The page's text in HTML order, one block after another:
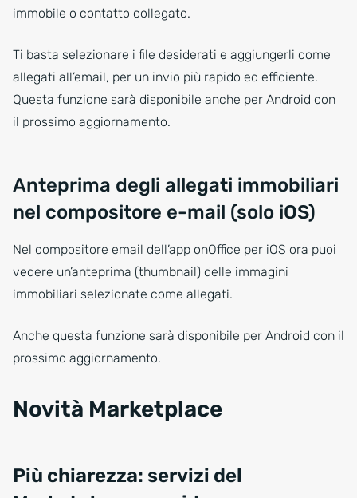
immobile o contatto collegato.
Ti basta selezionare i file desiderati e aggiungerli come
allegati all’email, per un invio più rapido ed efficiente.
Questa funzione sarà disponibile anche per Android con
il prossimo aggiornamento.
Anteprima degli allegati immobiliari
nel compositore e-mail (solo iOS)
Nel compositore email dell’app onOffice per iOS ora puoi
vedere un’anteprima (thumbnail) delle immagini
immobiliari selezionate come allegati.
Anche questa funzione sarà disponibile per Android con il
prossimo aggiornamento.
Novità Marketplace
Più chiarezza: servizi del